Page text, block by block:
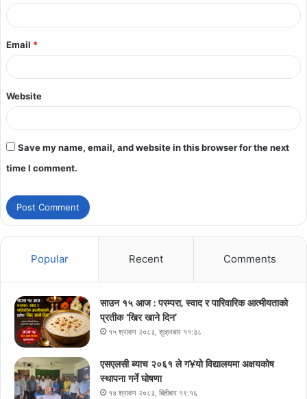
Email *
Website
Save my name, email, and website in this browser for the next
time I comment.
Popular Recent Comments
साउन १५ आज : परम्परा, स्वाद र पारिवारिक आत्मीयताको
प्रतीक ‘खिर खाने दिन’
१५ श्रावण २०८३, शुक्रबार ११:३८
एसएलसी ब्याच २०६१ ले ग¥यो विद्यालयमा अक्षयकोष
स्थापना गर्ने घोषणा
१४ श्रावण २०८३, बिहीबार १९:१६